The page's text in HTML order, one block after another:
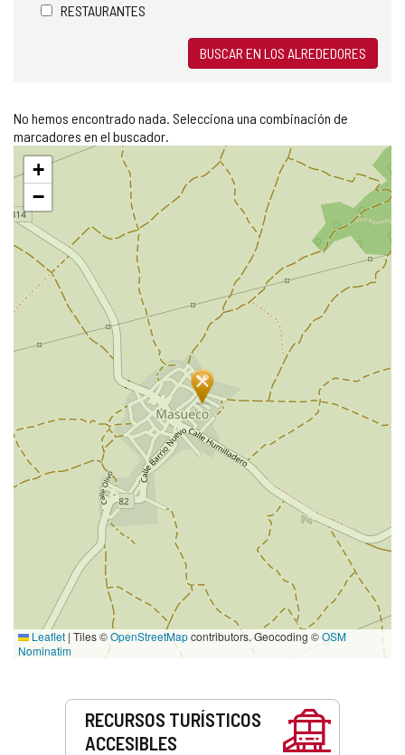
RESTAURANTES
BUSCAR EN LOS ALREDEDORES
No hemos encontrado nada. Selecciona una combinación de
marcadores en el buscador.
Saltar
mapa
+
−
Leaflet | Tiles ©OpenStreetMapcontributors. Geocoding ©OSM
Nominatim
RECURSOS TURÍSTICOS
ACCESIBLES